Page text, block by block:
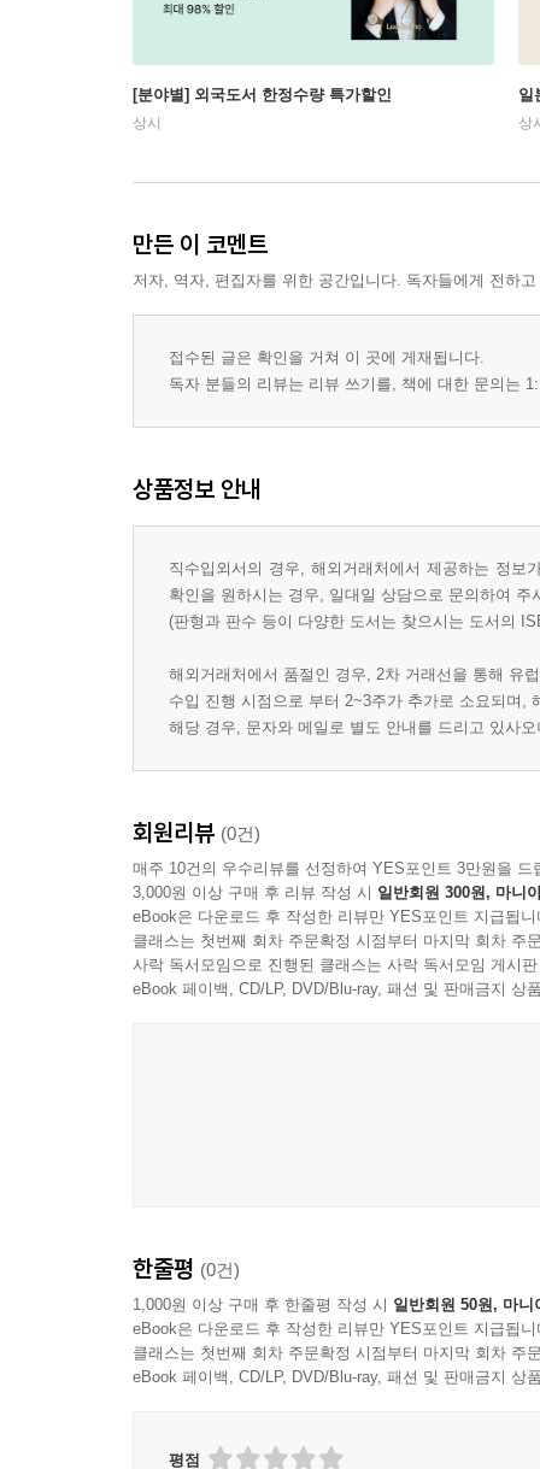
[분야별] 외국도서 한정수량 특가할인
상시
일
상
만든 이 코멘트
저자, 역자, 편집자를 위한 공간입니다. 독자들에게 전하
접수된 글은 확인을 거쳐 이 곳에 게재됩니다.
독자 분들의 리뷰는 리뷰 쓰기를, 책에 대한 문의는
상품정보 안내
직수입외서의 경우, 해외거래처에서 제공하는 정
확인을 원하시는 경우, 일대일 상담으로 문의하여 주
(판형과 판수 등이 다양한 도서는 찾으시는 도서의
해외거래처에서 품절인 경우, 2차 거래선을 통해 유
수입 진행 시점으로 부터 2~3주가 추가로 소요되며,
해당 경우, 문자와 메일로 별도 안내를 드리고 있사
회원리뷰 (0건)
매주 10건의 우수리뷰를 선정하여 YES포인트 3만원을 드
3,000원 이상 구매 후 리뷰 작성 시 일반회원 300원, 마니
eBook은 다운로드 후 작성한 리뷰만 YES포인트 지급됩니
클래스는 첫번째 회차 주문확정 시점부터 마지막 회차 주
사락 독서모임으로 진행된 클래스는 사락 독서모임 게시
eBook 페이백, CD/LP, DVD/Blu-ray, 패션 및 판매금지 상
한줄평 (0건)
1,000원 이상 구매 후 한줄평 작성 시 일반회원 50원, 마니
eBook은 다운로드 후 작성한 리뷰만 YES포인트 지급됩니
클래스는 첫번째 회차 주문확정 시점부터 마지막 회차 주
eBook 페이백, CD/LP, DVD/Blu-ray, 패션 및 판매금지 상
평점